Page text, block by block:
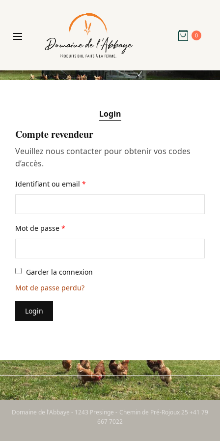
0
Login
Compte revendeur
Veuillez nous contacter pour obtenir vos codes
d’accès.
Identifiant ou email*
Mot de passe*
Garder la connexion
Mot de passe perdu?
Login
Domaine de l'Abbaye - 1243 Presinge - Chemin de Pré-Rojoux 25 +41 79
667 7022